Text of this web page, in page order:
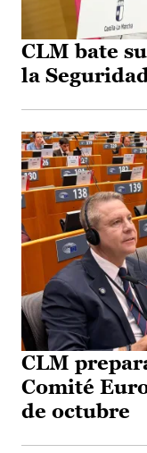
CLM bate
la
CLM
Comité
de octubre